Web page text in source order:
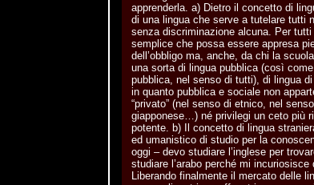
apprenderla. a) Dietro il concetto di
di una lingua che serve a tutelare tutti
senza discriminazione alcuna. Per
semplice che possa essere appresa
dell’obbligo ma, anche, da chi la
una sorta di lingua pubblica (così
pubblica, nel senso di tutti), di lingua
in quanto pubblica e sociale non
“privato” (nel senso di etnico, nel
giapponese…) né privilegi un ceto più
potente. b) Il concetto di lingua
ed umanistico di studio per la
oggi – devo studiare l’inglese per
studiare l’arabo perché mi
Liberando finalmente il mercato delle